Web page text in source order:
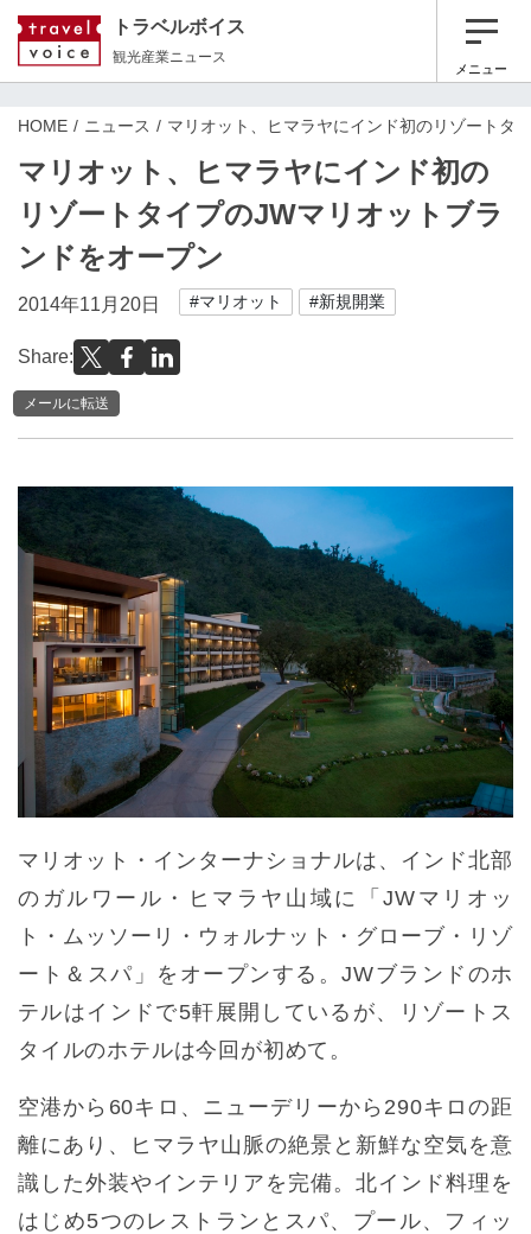
トラベルボイス
観光産業ニュース
メニュー
HOME ニュース マリオット、ヒマラヤにインド初のリゾートタ
マリオット、ヒマラヤにインド初の
リゾートタイプのJWマリオットブラ
ンドをオープン
2014年11月20日 #マリオット #新規開業
Share:
メールに転送
マリオット・インターナショナルは、インド北部
のガルワール・ヒマラヤ山域に「JWマリオッ
ト・ムッソーリ・ウォルナット・グローブ・リゾ
ート＆スパ」をオープンする。JWブランドのホ
テルはインドで5軒展開しているが、リゾートス
タイルのホテルは今回が初めて。
空港から60キロ、ニューデリーから290キロの距
離にあり、ヒマラヤ山脈の絶景と新鮮な空気を意
識した外装やインテリアを完備。北インド料理を
はじめ5つのレストランとスパ、プール、フィッ